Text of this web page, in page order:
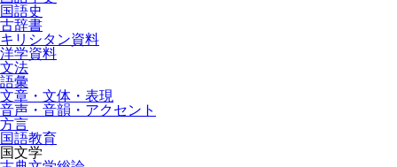
国語史
古辞書
キリシタン資料
洋学資料
文法
語彙
文章・文体・表現
音声・音韻・アクセント
方言
国語教育
国文学